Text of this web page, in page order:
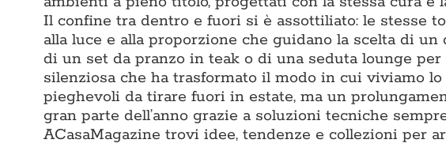
Il confine tra dentro e fuori si è assottiliato: le stesse
alla luce e alla proporzione che guidano la scelta di
di un set da pranzo in teak o di una seduta lounge
silenziosa che ha trasformato il modo in cui viviamo
pieghevoli da tirare fuori in estate, ma un
gran parte dell’anno grazie a soluzioni tecniche
ACasaMagazine trovi idee, tendenze e collezioni per